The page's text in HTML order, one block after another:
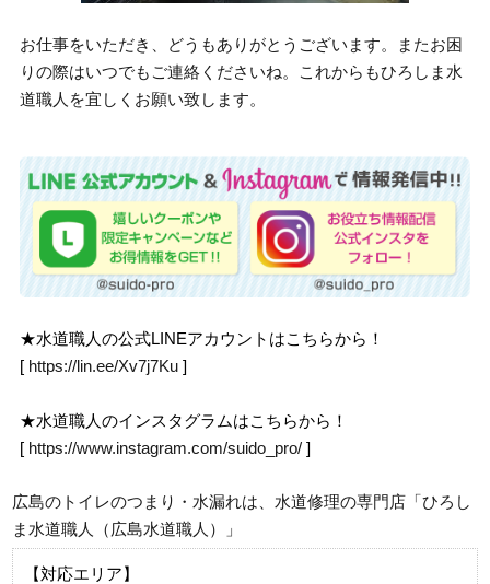
お仕事をいただき、どうもありがとうございます。またお困
りの際はいつでもご連絡くださいね。これからもひろしま水
道職人を宜しくお願い致します。
★水道職人の公式LINEアカウントはこちらから！
[ https://lin.ee/Xv7j7Ku ]
★水道職人のインスタグラムはこちらから！
[ https://www.instagram.com/suido_pro/ ]
広島のトイレのつまり・水漏れは、水道修理の専門店「ひろし
ま水道職人（広島水道職人）」
【対応エリア】